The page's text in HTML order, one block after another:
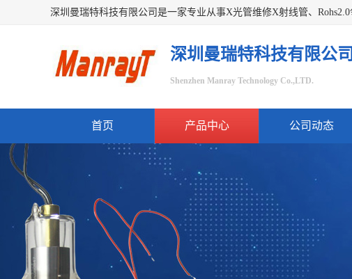
深圳曼瑞特科技有限公司
Shenzhen Manray Technology Co.,LTD.
首页 产品中心 公司动态